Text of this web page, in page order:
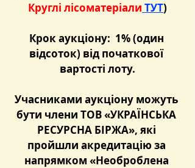
Круглі лісоматеріали ТУТ)
Крок аукціону:  1% (один
відсоток) від початкової
вартості лоту.
Учасниками аукціону можуть
бути члени ТОВ «УКРАЇНСЬКА
РЕСУРСНА БІРЖА», які
пройшли акредитацію за
напрямком «Необроблена